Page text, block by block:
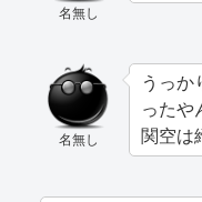
名無し
名無し
うっか
ったや
関空は